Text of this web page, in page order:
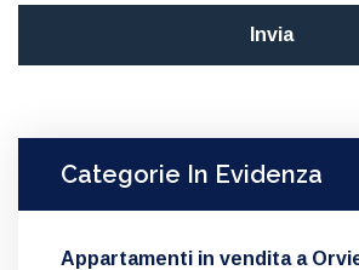
Categorie In Evidenza
Appartamenti in vendita a